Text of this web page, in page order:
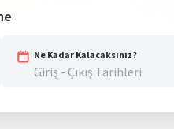
Ne Kadar Kalacaksınız?
Giriş - Çıkış Tarihleri